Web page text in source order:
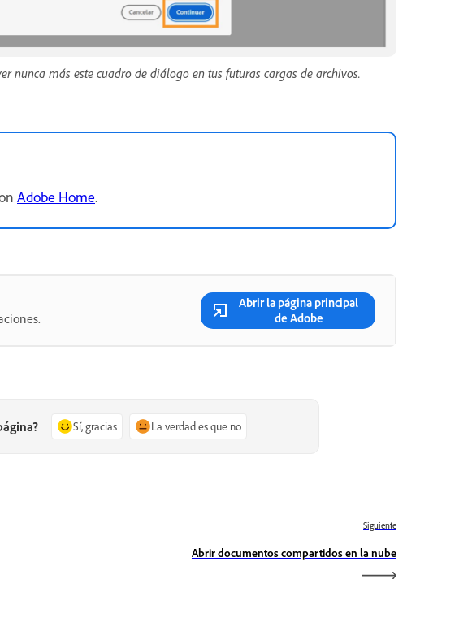
nunca más este cuadro de diálogo en tus futuras cargas de archivos.
Adobe Home.
Abrir la página principal
de Adobe
Sí, gracias La verdad es que no
Siguiente
Abrir documentos compartidos en la nube